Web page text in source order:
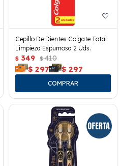
Cepillo De Dientes Colgate Total
Limpieza Espumosa 2 Uds.
$ 349 $ 410
$ 297 $ 297